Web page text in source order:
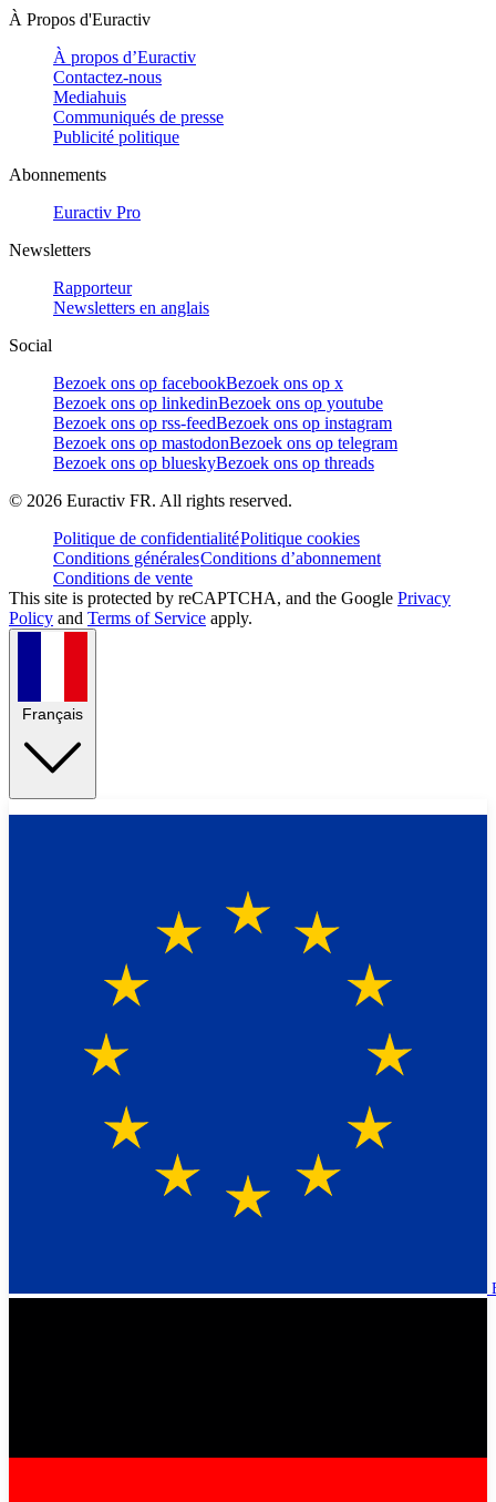
À Propos d'Euractiv
À propos d’Euractiv
Contactez-nous
Mediahuis
Communiqués de presse
Publicité politique
Abonnements
Euractiv Pro
Newsletters
Rapporteur
Newsletters en anglais
Social
Bezoek ons op facebookBezoek ons op x
Bezoek ons op linkedinBezoek ons op youtube
Bezoek ons op rss-feedBezoek ons op instagram
Bezoek ons op mastodonBezoek ons op telegram
Bezoek ons op blueskyBezoek ons op threads
© 2026 Euractiv FR. All rights reserved.
Politique de confidentialitéPolitique cookies
Conditions généralesConditions d’abonnement
Conditions de vente
This site is protected by reCAPTCHA, and the Google Privacy
Policy and Terms of Service apply.
Français